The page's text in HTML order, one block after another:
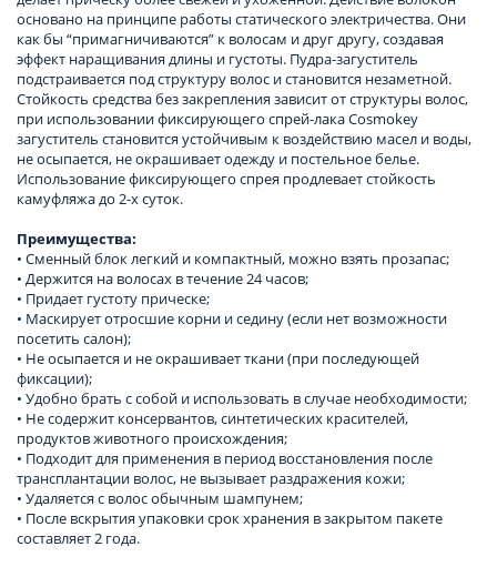
основано на принципе работы статического электричества. Они
как бы “примагничиваются” к волосам и друг другу, создавая
эффект наращивания длины и густоты. Пудра-загуститель
подстраивается под структуру волос и становится незаметной.
Стойкость средства без закрепления зависит от структуры волос,
при использовании фиксирующего спрей-лака Cosmokey
загуститель становится устойчивым к воздействию масел и воды,
не осыпается, не окрашивает одежду и постельное белье.
Использование фиксирующего спрея продлевает стойкость
камуфляжа до 2-х суток.
Преимущества:
• Сменный блок легкий и компактный, можно взять прозапас;
• Держится на волосах в течение 24 часов;
• Придает густоту прическе;
• Маскирует отросшие корни и седину (если нет возможности
посетить салон);
• Не осыпается и не окрашивает ткани (при последующей
фиксации);
• Удобно брать с собой и использовать в случае необходимости;
• Не содержит консервантов, синтетических красителей,
продуктов животного происхождения;
• Подходит для применения в период восстановления после
трансплантации волос, не вызывает раздражения кожи;
• Удаляется с волос обычным шампунем;
• После вскрытия упаковки срок хранения в закрытом пакете
составляет 2 года.